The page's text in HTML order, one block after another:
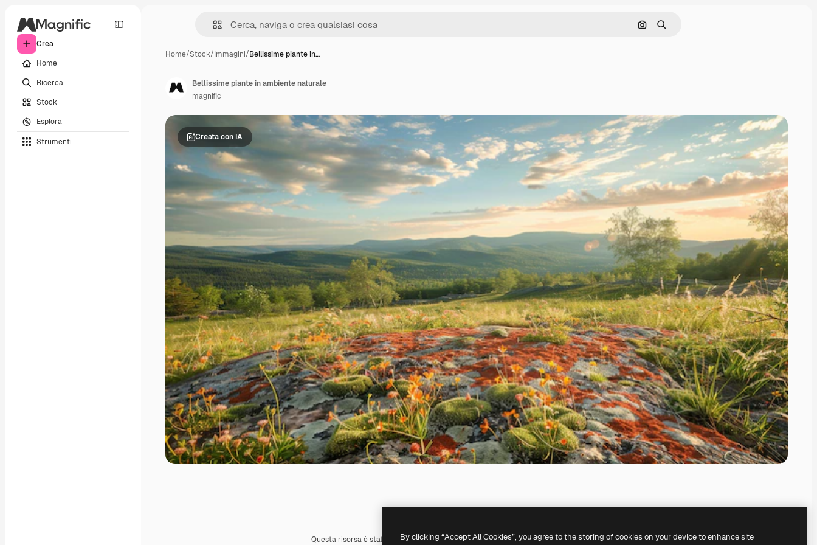
Crea
Home
Ricerca
Stock
Esplora
Strumenti
Cerca per immagine
Ricerca
Home/Stock/Immagini/Bellissime piante in…
Creata con IA
Questa risorsa è stata generata con l' IA. Creane una tua utilizzando il generatore di immagini IA.
Bellissime piante in ambiente naturale
magnific
By clicking “Accept All Cookies”, you agree to the storing of cookies on your device to enhance site